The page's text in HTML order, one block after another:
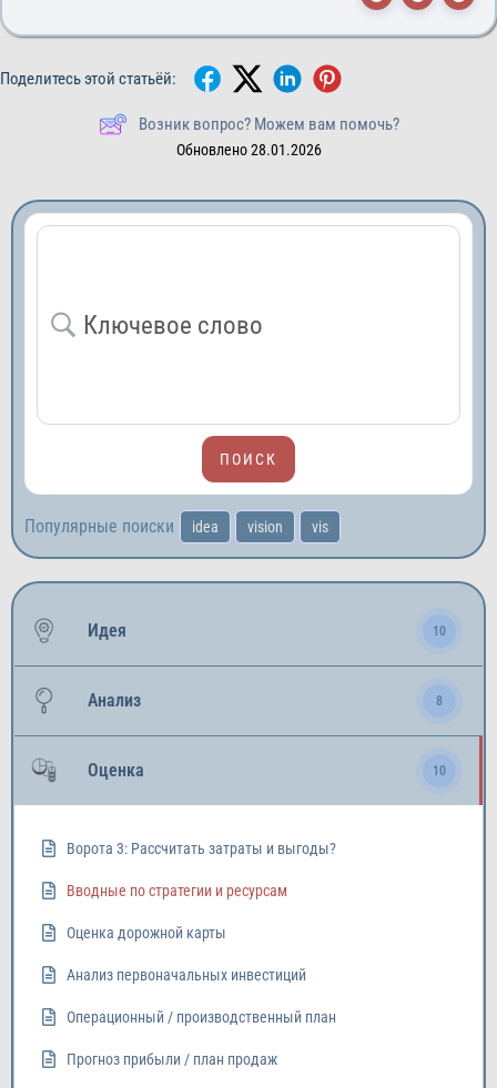
Популярные поиски idea vision vis
Идея 10
Анализ 8
Оценка 10
Ворота 3: Рассчитать затраты и выгоды?
Вводные по стратегии и ресурсам
Оценка дорожной карты
Анализ первоначальных инвестиций
Операционный / производственный план
Прогноз прибыли / план продаж
Поделитесь этой статьёй:
Возник вопрос? Можем вам помочь?
Обновлено 28.01.2026